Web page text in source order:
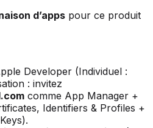
d’apps pour ce produit
Developer (Individuel :
: invitez
comme App Manager +
Identifiers & Profiles +